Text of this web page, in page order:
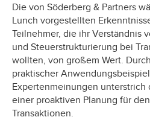
Die von Söderberg & Partners
Lunch vorgestellten
Teilnehmer, die ihr Verständnis
und Steuerstrukturierung bei
wollten, von großem Wert.
praktischer
Expertenmeinungen unterstrich
einer proaktiven Planung für
Transaktionen.